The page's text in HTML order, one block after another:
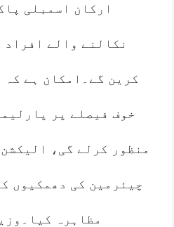
ارکان اسمبلی
نکالنے والے
کرین گے۔امکان ہے
خوف فیصلے پر
منظور کرلے گی،
چیئرمین کی دھمکیوں
مظاہرہ